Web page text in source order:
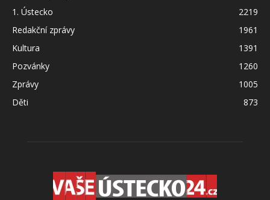
1. Ústecko
2219
Redakční zprávy
1961
Kultura
1391
Pozvánky
1260
Zprávy
1005
Děti
873